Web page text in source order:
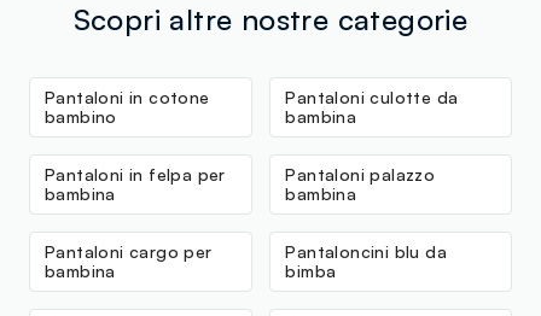
Scopri altre nostre categorie
Pantaloni in cotone
bambino
Pantaloni culotte da
bambina
Pantaloni in felpa per
bambina
Pantaloni palazzo
bambina
Pantaloni cargo per
bambina
Pantaloncini blu da
bimba